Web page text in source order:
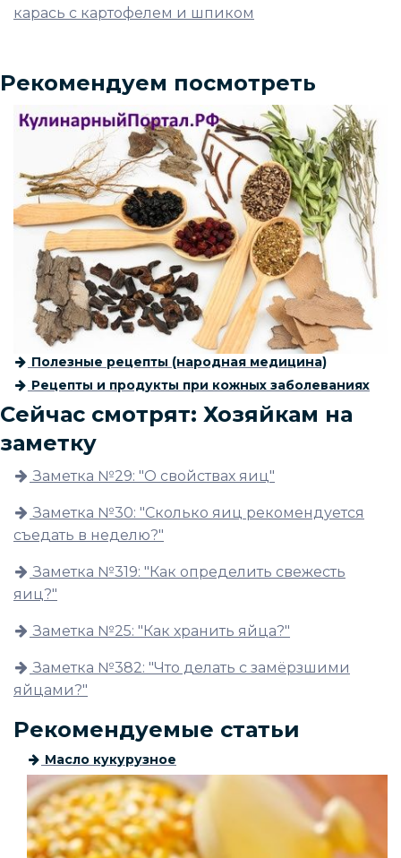
карась с картофелем и шпиком
Рекомендуем посмотреть
Полезные рецепты (народная медицина)
Рецепты и продукты при кожных заболеваниях
Сейчас смотрят: Хозяйкам на
заметку
Заметка №29: "О свойствах яиц"
Заметка №30: "Сколько яиц рекомендуется
съедать в неделю?"
Заметка №319: "Как определить свежесть
яиц?"
Заметка №25: "Как хранить яйца?"
Заметка №382: "Что делать с замёрзшими
яйцами?"
Рекомендуемые статьи
Масло кукурузное